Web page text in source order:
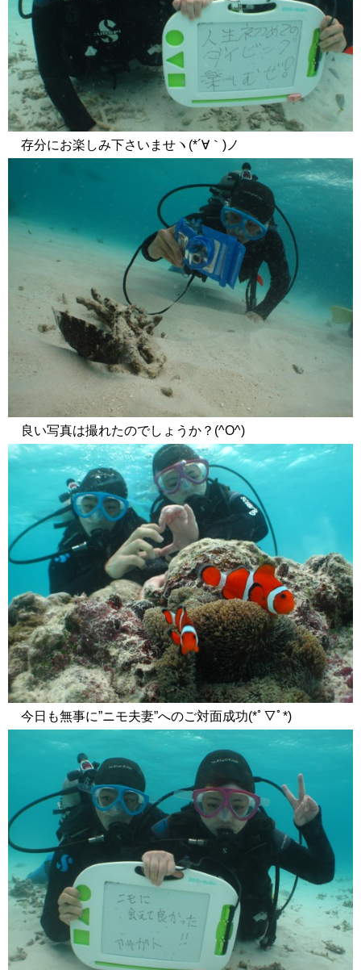
存分にお楽しみ下さいませヽ(*´∀｀)ノ
良い写真は撮れたのでしょうか？(^O^)
今日も無事に”ニモ夫妻”へのご対面成功(*ﾟ▽ﾟ*)